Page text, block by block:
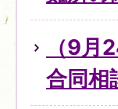
（9
合同相